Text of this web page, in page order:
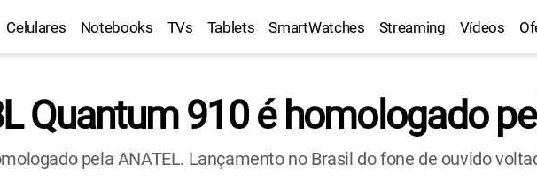
Celulares Notebooks TVs Tablets SmartWatches Streaming Vídeos
Quantum 910 é homologado
pela ANATEL. Lançamento no Brasil do fone de ouvido